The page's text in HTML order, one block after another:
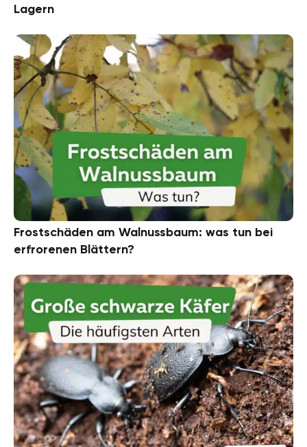
Lagern
Frostschäden am Walnussbaum: was tun bei
erfrorenen Blättern?